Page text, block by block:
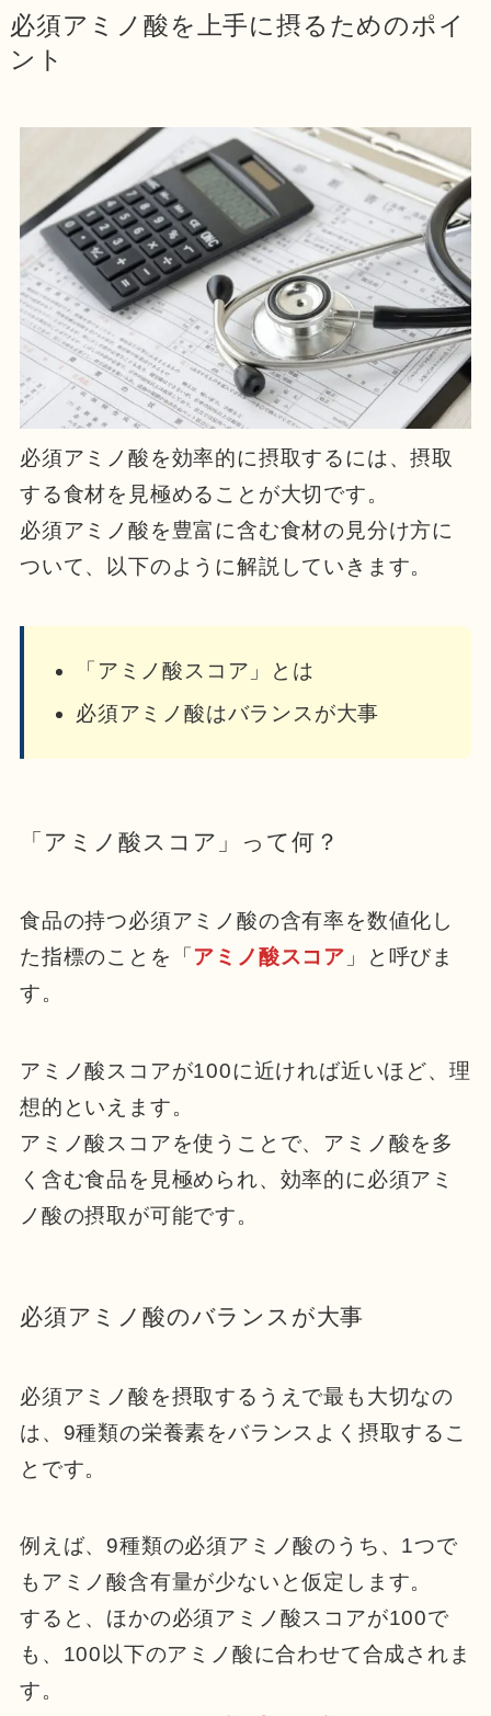
必須アミノ酸を上手に摂るためのポイ
ント
必須アミノ酸を効率的に摂取するには、摂取
する食材を見極めることが大切です。
必須アミノ酸を豊富に含む食材の見分け方に
ついて、以下のように解説していきます。
「アミノ酸スコア」とは
必須アミノ酸はバランスが大事
「アミノ酸スコア」って何？
食品の持つ必須アミノ酸の含有率を数値化し
た指標のことを「 アミノ酸スコア 」と呼びま
す。
アミノ酸スコアが100に近ければ近いほど、理
想的といえます。
アミノ酸スコアを使うことで、アミノ酸を多
く含む食品を見極められ、効率的に必須アミ
ノ酸の摂取が可能です。
必須アミノ酸のバランスが大事
必須アミノ酸を摂取するうえで最も大切なの
は、9種類の栄養素をバランスよく摂取するこ
とです。
例えば、9種類の必須アミノ酸のうち、1つで
もアミノ酸含有量が少ないと仮定します。
すると、ほかの必須アミノ酸スコアが100で
も、100以下のアミノ酸に合わせて合成されま
す。